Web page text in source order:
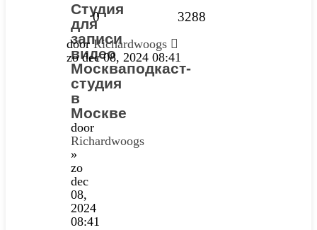
Студия
для
записи
видео
Москваподкаст-
студия
в
Москве
door
Richardwoogs
»
zo
dec
08,
2024
08:41
0 3288
doorRichardwoogs
zo dec 08, 2024 08:41